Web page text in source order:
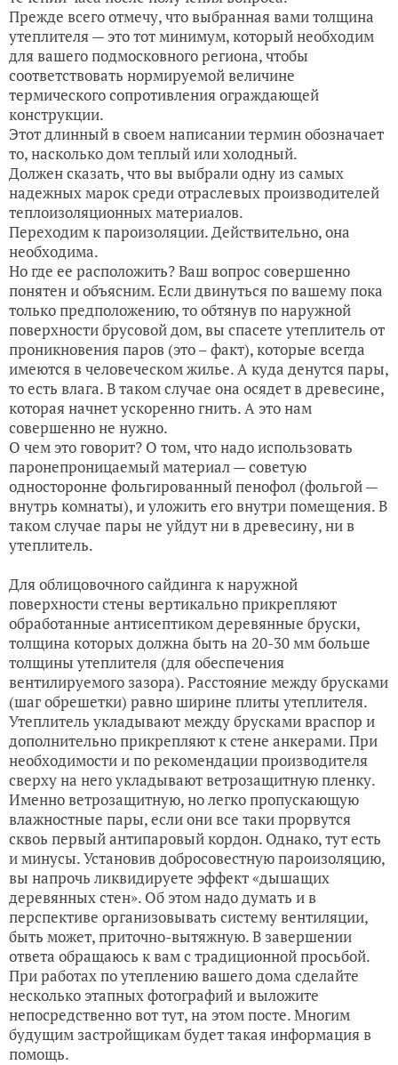
Прежде всего отмечу, что выбранная вами толщина
утеплителя — это тот минимум, который необходим
для вашего подмосковного региона, чтобы
соответствовать нормируемой величине
термического сопротивления ограждающей
конструкции.
Этот длинный в своем написании термин обозначает
то, насколько дом теплый или холодный.
Должен сказать, что вы выбрали одну из самых
надежных марок среди отраслевых производителей
теплоизоляционных материалов.
Переходим к пароизоляции. Действительно, она
необходима.
Но где ее расположить? Ваш вопрос совершенно
понятен и объясним. Если двинуться по вашему пока
только предположению, то обтянув по наружной
поверхности брусовой дом, вы спасете утеплитель от
проникновения паров (это – факт), которые всегда
имеются в человеческом жилье. А куда денутся пары,
то есть влага. В таком случае она осядет в древесине,
которая начнет ускоренно гнить. А это нам
совершенно не нужно.
О чем это говорит? О том, что надо использовать
паронепроницаемый материал — советую
односторонне фольгированный пенофол (фольгой —
внутрь комнаты), и уложить его внутри помещения. В
таком случае пары не уйдут ни в древесину, ни в
утеплитель.
Для облицовочного сайдинга к наружной
поверхности стены вертикально прикрепляют
обработанные антисептиком деревянные бруски,
толщина которых должна быть на 20-30 мм больше
толщины утеплителя (для обеспечения
вентилируемого зазора). Расстояние между брусками
(шаг обрешетки) равно ширине плиты утеплителя.
Утеплитель укладывают между брусками враспор и
дополнительно прикрепляют к стене анкерами. При
необходимости и по рекомендации производителя
сверху на него укладывают ветрозащитную пленку.
Именно ветрозащитную, но легко пропускающую
влажностные пары, если они все таки прорвутся
сквоь первый антипаровый кордон. Однако, тут есть
и минусы. Установив добросовестную пароизоляцию,
вы напрочь ликвидируете эффект «дышащих
деревянных стен». Об этом надо думать и в
перспективе организовывать систему вентиляции,
быть может, приточно-вытяжную. В завершении
ответа обращаюсь к вам с традиционной просьбой.
При работах по утеплению вашего дома сделайте
несколько этапных фотографий и выложите
непосредственно вот тут, на этом посте. Многим
будущим застройщикам будет такая информация в
помощь.